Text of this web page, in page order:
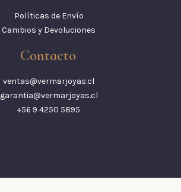
Políticas de Envío
Cambios y Devoluciones
Contacto
ventas@vermarjoyas.cl
garantia@vermarjoyas.cl
+56 9 4250 5895